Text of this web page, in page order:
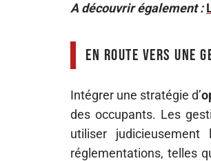
A découvrir également :
En route vers une
Intégrer une stratégie d’
des occupants. Les
utiliser
réglementations, telles